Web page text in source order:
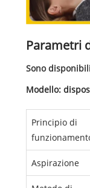
Parametri
Sono
Modello:
Principio di
Aspirazione